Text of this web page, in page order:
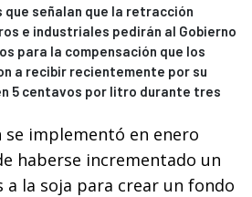
señalan que la retracción
e industriales pedirán al Gobierno
para la compensación que los
a recibir recientemente por su
5 centavos por litro durante tres
se implementó en enero
haberse incrementado un
a la soja para crear un fondo